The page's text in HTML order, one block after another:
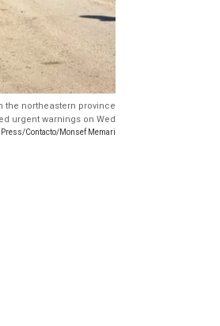
the northeastern province
urgent warnings on Wed
Press/Contacto/Monsef Memari